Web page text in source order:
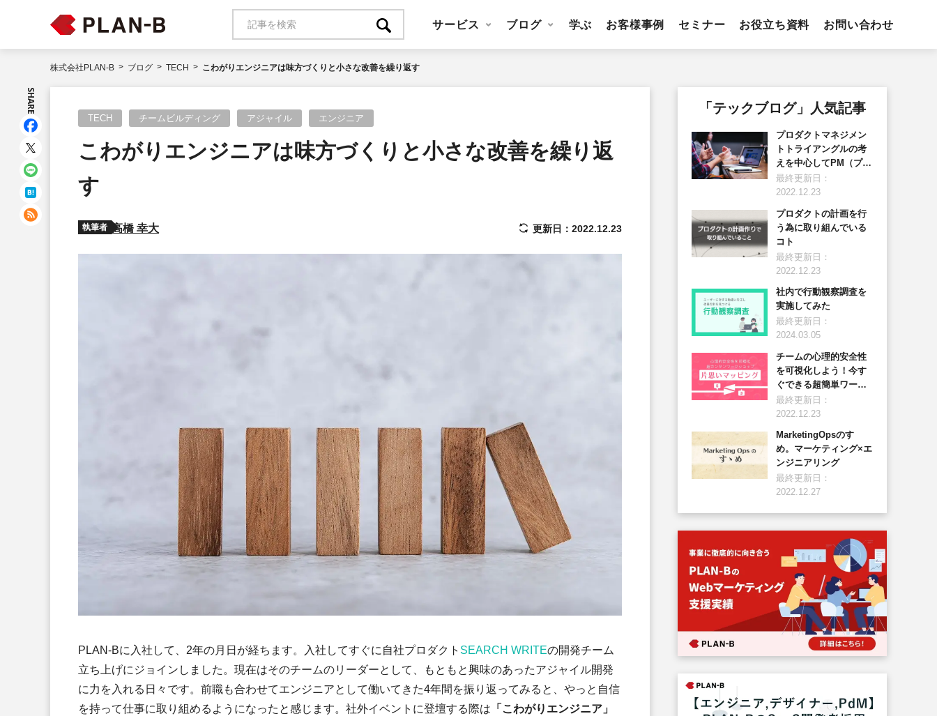
サービス ブログ 学ぶ お客様事例 セミナー お役立ち資料 お問い合わせ
株式会社PLAN-B ブログ TECH こわがりエンジニアは味方づくりと小さな改善を繰り返す
TECH チームビルディング アジャイル エンジニア
こわがりエンジニアは味方づくりと小さな改善を繰り返
す
執筆者 高橋 幸大 更新日：2022.12.23
PLAN-Bに入社して、2年の月日が経ちます。入社してすぐに自社プロダクト SEARCH WRITEの開発チーム
立ち上げにジョインしました。現在はそのチームのリーダーとして、もともと興味のあったアジャイル開発
に力を入れる日々です。前職も合わせてエンジニアとして働いてきた4年間を振り返ってみると、やっと自信
を持って仕事に取り組めるようになったと感じます。社外イベントに登壇する際は 「こわがりエンジニア」
SHARE 「テックブログ」人気記事
プロダクトマネジメン
トトライアングルの考
えを中心してPM（プロ
ダクトマネージャー）
のチームを立ち上げた
最終更新日：
2022.12.23
プロダクトの計画を行
う為に取り組んでいる
コト
最終更新日：
2022.12.23
社内で行動観察調査を
実施してみた
最終更新日：
2024.03.05
チームの心理的安全性
を可視化しよう！今す
ぐできる超簡単ワーク
ショップ「片思いマッ
ピング」
最終更新日：
2022.12.23
MarketingOpsのすゝ
め。マーケティング×エ
ンジニアリング
最終更新日：
2022.12.27